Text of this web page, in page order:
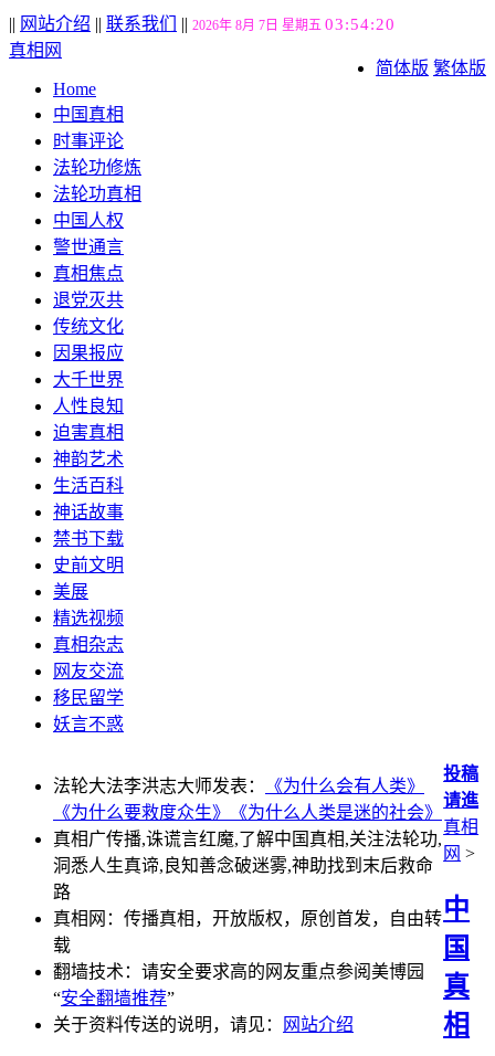
|| 网站介绍 || 联系我们 || 2026年 8月 7日 星期五 03:54:21
简体版 繁体版
真相网
Home
中国真相
时事评论
法轮功修炼
法轮功真相
中国人权
警世通言
真相焦点
退党灭共
传统文化
因果报应
大千世界
人性良知
迫害真相
神韵艺术
生活百科
神话故事
禁书下载
史前文明
美展
精选视频
真相杂志
网友交流
移民留学
妖言不惑
法轮大法李洪志大师发表：
《为什么会有人类》
《为什么要救度众生》
《为什么人类是迷的社会》
真相广传播,诛谎言红魔,了解中国真相,关注法轮功,
洞悉人生真谛,良知善念破迷雾,神助找到末后救命
路
真相网：传播真相，开放版权，原创首发，自由转
载
翻墙技术：请安全要求高的网友重点参阅美博园
“安全翻墙推荐”
关于资料传送的说明，请见：
网站介绍
投稿
请進
真相
网 >
中
国
真
相